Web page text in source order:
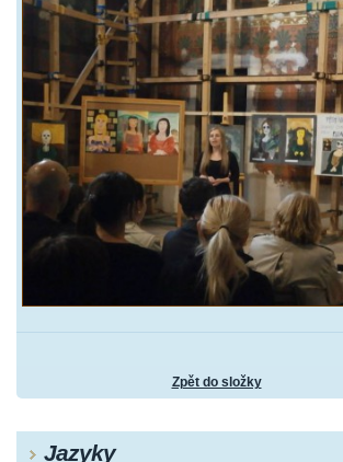
Zpět do složky
Jazyky